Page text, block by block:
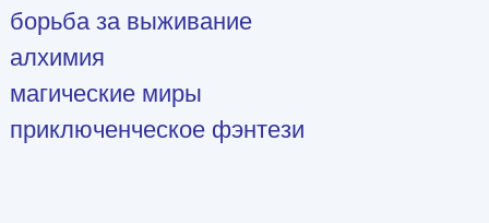
борьба за выживание
алхимия
магические миры
приключенческое фэнтези